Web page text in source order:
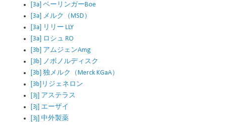
[3a] ベーリンガーBoe
[3a] メルク（MSD）
[3a] リリー LLY
[3a] ロシュ RO
[3b] アムジェンAmg
[3b] ノボノルディスク
[3b] 独メルク（Merck KGaA）
[3b]リジェネロン
[3j] アステラス
[3j] エーザイ
[3j] 中外製薬